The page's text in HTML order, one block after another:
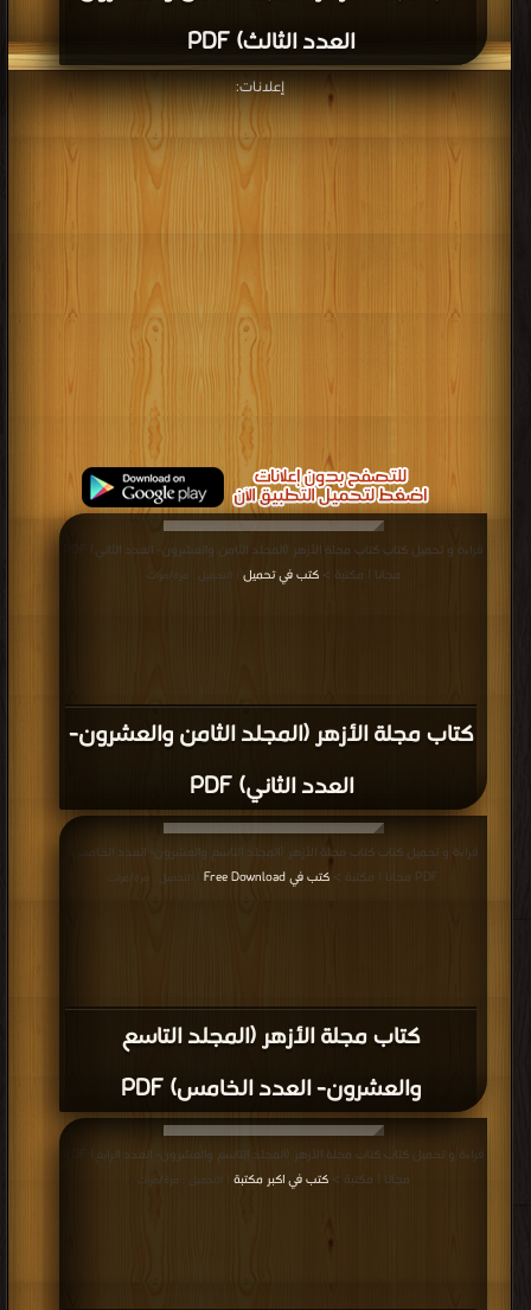
العدد الثالث) PDF
إعلانات:
كتاب مجلة الأزهر (المجلد الثامن والعشرون-
العدد الثاني) PDF
مجانا | مكتبة >كتب في تحميل | التحميل : مرة/مرات
كتاب مجلة الأزهر (المجلد التاسع
والعشرون- العدد الخامس) PDF
قراءة و تحميل كتاب كتاب مجلة الأزهر (المجلد التاسع والعشرون- العدد الخامس)
PDF مجانا | مكتبة >
كتب في Free Download | التحميل : مرة/مرات
مجانا | مكتبة >كتب في اكبر مكتبة | التحميل : مرة/مرات